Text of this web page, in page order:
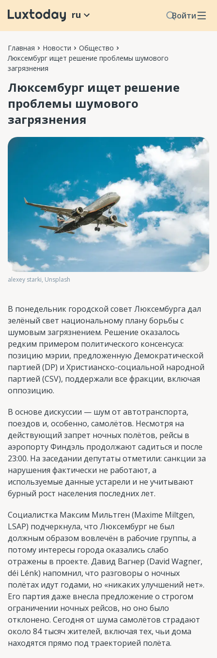
Войти
ru
Главная Новости
Общество
Люксембург ищет решение проблемы шумового
загрязнения
Люксембург ищет решение
проблемы шумового
загрязнения
alexey starki, Unsplash
В понедельник городской совет Люксембурга дал
зелёный свет национальному плану борьбы с
шумовым загрязнением. Решение оказалось
редким примером политического консенсуса:
позицию мэрии, предложенную Демократической
партией (DP) и Христианско-социальной народной
партией (CSV), поддержали все фракции, включая
оппозицию.
В основе дискуссии — шум от автотранспорта,
поездов и, особенно, самолётов. Несмотря на
действующий запрет ночных полётов, рейсы в
аэропорту Финдэль продолжают садиться и после
23:00. На заседании депутаты отметили: санкции за
нарушения фактически не работают, а
используемые данные устарели и не учитывают
бурный рост населения последних лет.
Социалистка Максим Мильтген (Maxime Miltgen,
LSAP) подчеркнула, что Люксембург не был
должным образом вовлечён в рабочие группы, а
потому интересы города оказались слабо
отражены в проекте. Давид Вагнер (David Wagner,
déi Lénk) напомнил, что разговоры о ночных
полётах идут годами, но «никаких улучшений нет».
Его партия даже внесла предложение о строгом
ограничении ночных рейсов, но оно было
отклонено. Сегодня от шума самолётов страдают
около 84 тысяч жителей, включая тех, чьи дома
находятся прямо под траекторией полёта.